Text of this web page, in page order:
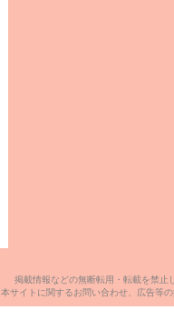
掲載情報などの無断転用・転載を禁止
本サイトに関するお問い合わせ、広告等